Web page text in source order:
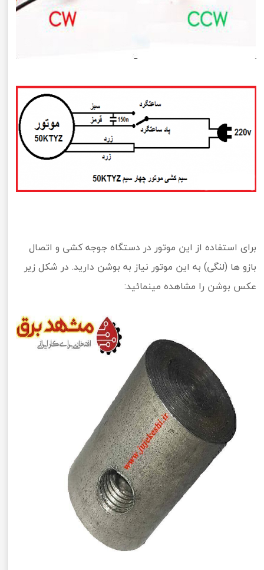
برای استفاده از این موتور در دستگاه جوجه کشی و اتصال
بازو ها (لنگی) به این موتور نیاز به بوشن دارید. در شکل زیر
عکس بوشن را مشاهده مینمائید: